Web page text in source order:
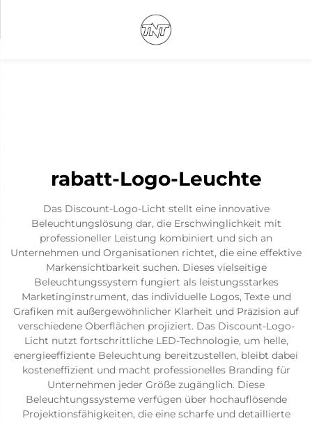
rabatt-Logo-Leuchte
Das Discount-Logo-Licht stellt eine innovative
Beleuchtungslösung dar, die Erschwinglichkeit mit
professioneller Leistung kombiniert und sich an
Unternehmen und Organisationen richtet, die eine effektive
Markensichtbarkeit suchen. Dieses vielseitige
Beleuchtungssystem fungiert als leistungsstarkes
Marketinginstrument, das individuelle Logos, Texte und
Grafiken mit außergewöhnlicher Klarheit und Präzision auf
verschiedene Oberflächen projiziert. Das Discount-Logo-
Licht nutzt fortschrittliche LED-Technologie, um helle,
energieeffiziente Beleuchtung bereitzustellen, bleibt dabei
kosteneffizient und macht professionelles Branding für
Unternehmen jeder Größe zugänglich. Diese
Beleuchtungssysteme verfügen über hochauflösende
Projektionsfähigkeiten, die eine scharfe und detaillierte